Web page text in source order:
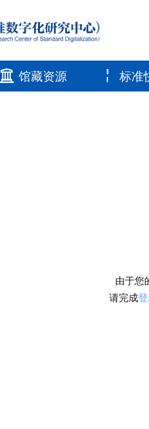
馆藏资源 标准
由于您
请完成